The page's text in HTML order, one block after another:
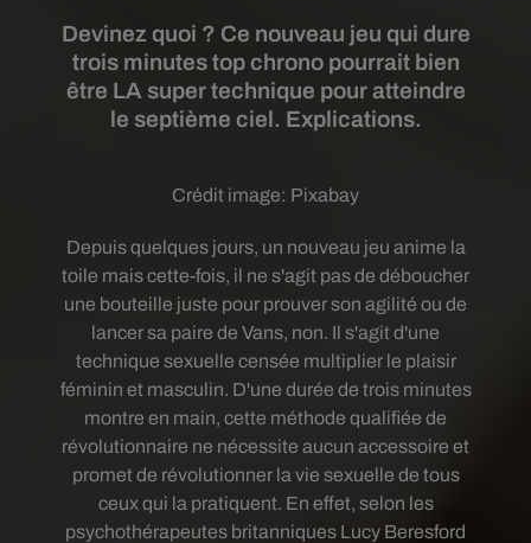
Devinez quoi ? Ce nouveau jeu qui dure
trois minutes top chrono pourrait bien
être LA super technique pour atteindre
le septième ciel. Explications.
Crédit image: Pixabay
Depuis quelques jours, un nouveau jeu anime la
toile mais cette-fois, il ne s'agit pas de déboucher
une bouteille juste pour prouver son agilité ou de
lancer sa paire de Vans, non. Il s'agit d'une
technique sexuelle censée multiplier le plaisir
féminin et masculin. D'une durée de trois minutes
montre en main, cette méthode qualifiée de
révolutionnaire ne nécessite aucun accessoire et
promet de révolutionner la vie sexuelle de tous
ceux qui la pratiquent. En effet, selon les
psychothérapeutes britanniques Lucy Beresford